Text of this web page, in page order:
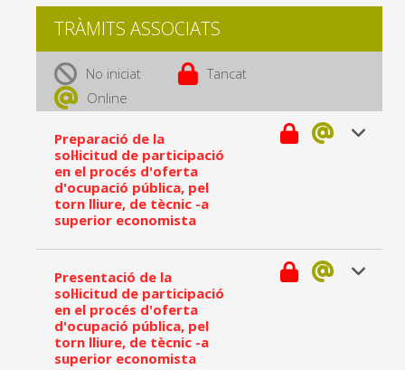
TRÀMITS ASSOCIATS
No iniciat
Tancat
Online
Preparació de la
sol·licitud de participació
en el procés d'oferta
d'ocupació pública, pel
torn lliure, de tècnic -a
superior economista
Presentació de la
sol·licitud de participació
en el procés d'oferta
d'ocupació pública, pel
torn lliure, de tècnic -a
superior economista